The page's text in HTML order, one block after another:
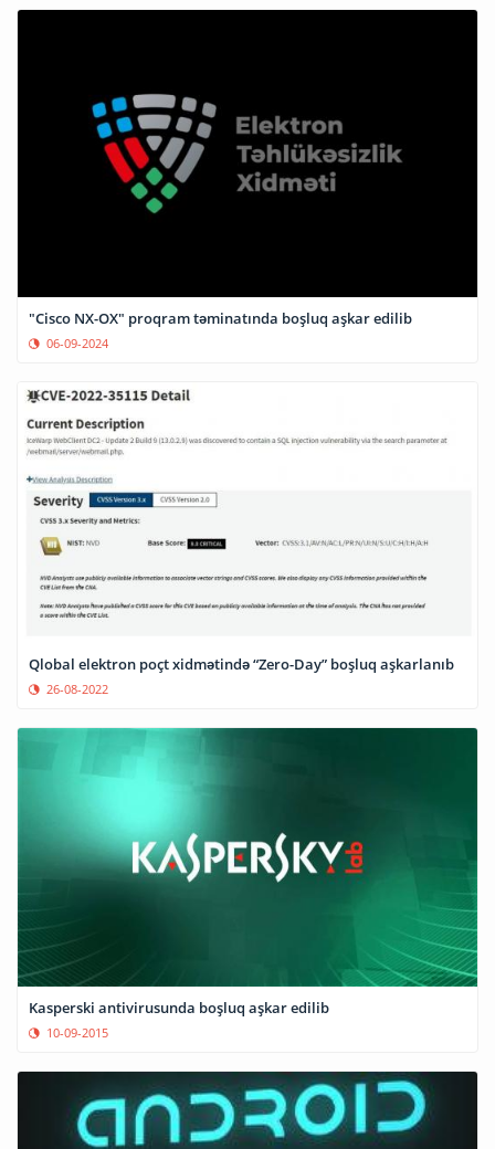
"Cisco NX-OX" proqram təminatında boşluq aşkar edilib
06-09-2024
Qlobal elektron poçt xidmətində “Zero-Day” boşluq aşkarlanıb
26-08-2022
Kasperski antivirusunda boşluq aşkar edilib
10-09-2015